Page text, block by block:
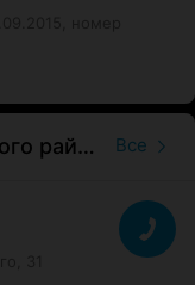
Салоны красоты Первомайского района Все